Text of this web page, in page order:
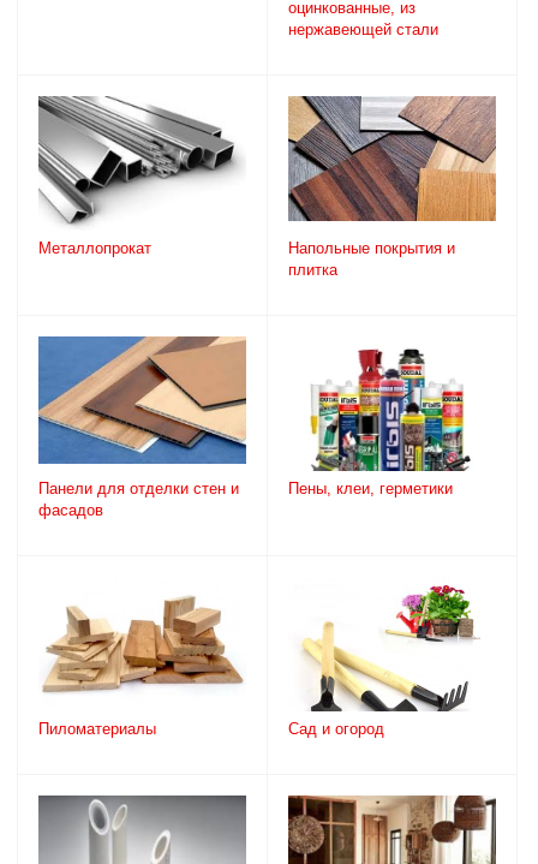
оцинкованные, из
нержавеющей стали
Металлопрокат
Напольные покрытия и
плитка
Панели для отделки стен и
фасадов
Пены, клеи, герметики
Пиломатериалы Сад и огород